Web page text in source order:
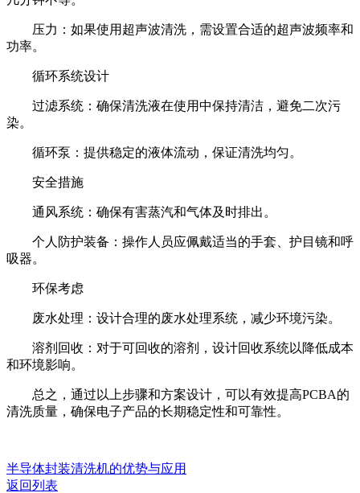
压力：如果使用超声波清洗，需设置合适的超声波频率和
功率。
循环系统设计
过滤系统：确保清洗液在使用中保持清洁，避免二次污
染。
循环泵：提供稳定的液体流动，保证清洗均匀。
安全措施
通风系统：确保有害蒸汽和气体及时排出。
个人防护装备：操作人员应佩戴适当的手套、护目镜和呼
吸器。
环保考虑
废水处理：设计合理的废水处理系统，减少环境污染。
溶剂回收：对于可回收的溶剂，设计回收系统以降低成本
和环境影响。
总之，通过以上步骤和方案设计，可以有效提高PCBA的
清洗质量，确保电子产品的长期稳定性和可靠性。
半导体封装清洗机的优势与应用
返回列表